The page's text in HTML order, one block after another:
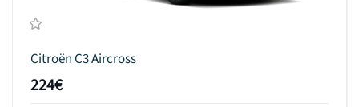
Citroën C3 Aircross
224€